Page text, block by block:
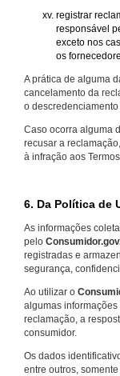
registrar
responsável
exceto nos
os
A prática de alguma
cancelamento da
o
Caso ocorra alguma
recusar a
à infração aos
6. Da Política de
As informações
pelo
registradas e
segurança,
Ao utilizar o
algumas
reclamação, a
consumidor.
Os dados
entre outros,